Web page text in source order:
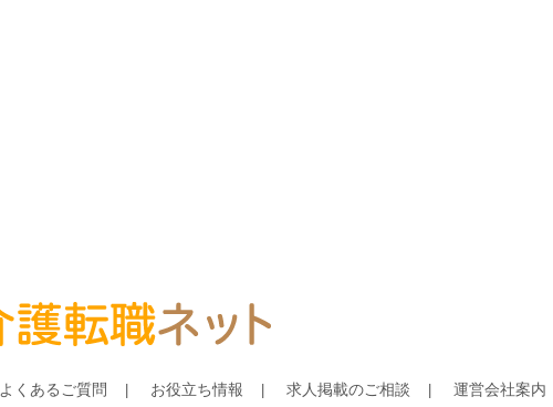
よくあるご質問 お役立ち情報 求人掲載のご相談 運営会社案内